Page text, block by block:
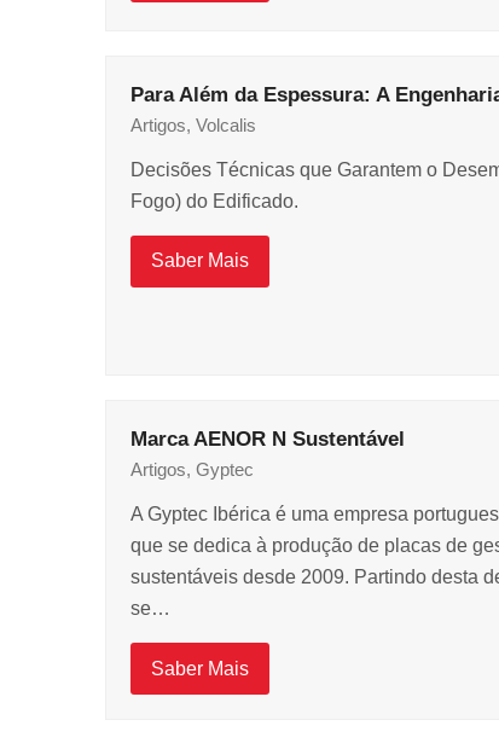
Para Além da Espessura: A
Artigos, Volcalis
Decisões Técnicas que Garantem o
Fogo) do Edificado.
Saber Mais
Marca AENOR N Sustentável
Artigos, Gyptec
A Gyptec Ibérica é uma empresa
que se dedica à produção de placas de
sustentáveis desde 2009. Partindo desta
se…
Saber Mais